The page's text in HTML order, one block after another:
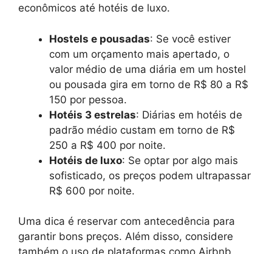
econômicos até hotéis de luxo.
Hostels e pousadas: Se você estiver
com um orçamento mais apertado, o
valor médio de uma diária em um hostel
ou pousada gira em torno de R$ 80 a R$
150 por pessoa.
Hotéis 3 estrelas: Diárias em hotéis de
padrão médio custam em torno de R$
250 a R$ 400 por noite.
Hotéis de luxo: Se optar por algo mais
sofisticado, os preços podem ultrapassar
R$ 600 por noite.
Uma dica é reservar com antecedência para
garantir bons preços. Além disso, considere